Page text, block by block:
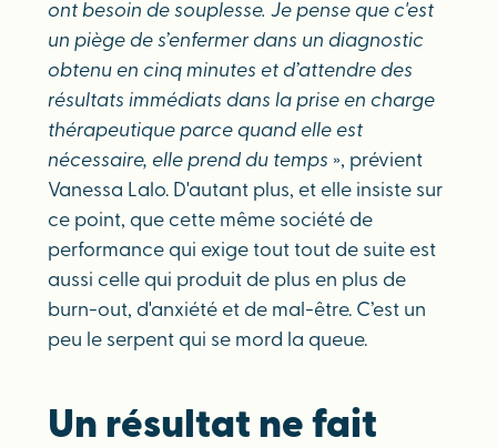
ont besoin de souplesse. Je pense que c'est
un piège de s’enfermer dans un diagnostic
obtenu en cinq minutes et d’attendre des
résultats immédiats dans la prise en charge
thérapeutique parce quand elle est
nécessaire, elle prend du temps », prévient
Vanessa Lalo. D'autant plus, et elle insiste sur
ce point, que cette même société de
performance qui exige tout tout de suite est
aussi celle qui produit de plus en plus de
burn-out, d'anxiété et de mal-être. C’est un
peu le serpent qui se mord la queue.
Un résultat ne fait